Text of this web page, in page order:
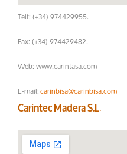
Telf: (+34) 974429955.
Fax: (+34) 974429482.
Web: www.carintasa.com
E-mail:carinbisa@carinbisa.com
Carintec Madera S.L.